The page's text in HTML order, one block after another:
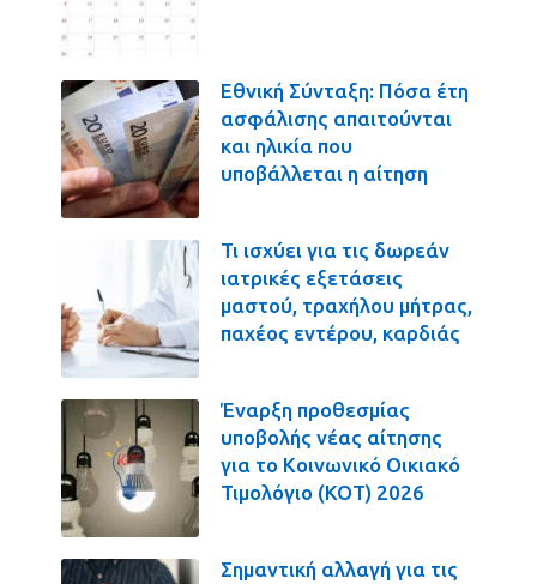
Εθνική Σύνταξη: Πόσα έτη
ασφάλισης απαιτούνται
και ηλικία που
υποβάλλεται η αίτηση
Τι ισχύει για τις δωρεάν
ιατρικές εξετάσεις
μαστού, τραχήλου μήτρας,
παχέος εντέρου, καρδιάς
Έναρξη προθεσμίας
υποβολής νέας αίτησης
για το Κοινωνικό Οικιακό
Τιμολόγιο (ΚΟΤ) 2026
Σημαντική αλλαγή για τις